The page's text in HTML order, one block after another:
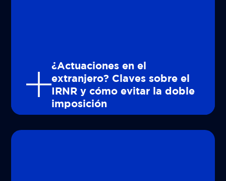
¿Actuaciones en el
extranjero? Claves sobre el
IRNR y cómo evitar la doble
imposición